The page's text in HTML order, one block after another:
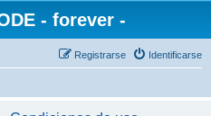
- forever -
Identificarse
Registrarse